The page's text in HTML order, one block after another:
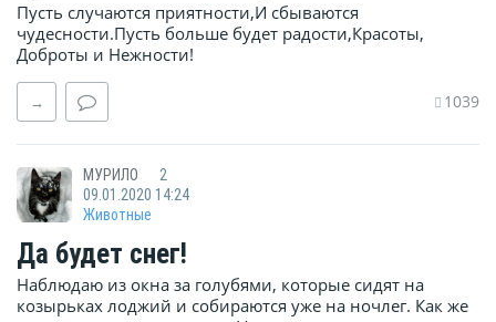
Пусть случаются приятности,И сбываются
чудесности.Пусть больше будет радости,Красоты,
Доброты и Нежности!
→ 1039
МУРИЛО
2
09.01.2020 14:24
Животные
Да будет снег!
Наблюдаю из окна за голубями, которые сидят на
козырьках лоджий и собираются уже на ночлег. Как же